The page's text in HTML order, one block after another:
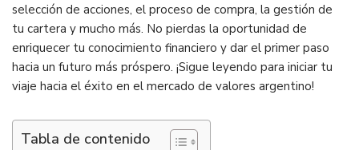
selección de acciones, el proceso de compra, la gestión de
tu cartera y mucho más. No pierdas la oportunidad de
enriquecer tu conocimiento financiero y dar el primer paso
hacia un futuro más próspero. ¡Sigue leyendo para iniciar tu
viaje hacia el éxito en el mercado de valores argentino!
Tabla de contenido